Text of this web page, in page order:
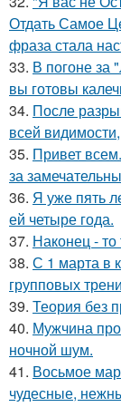
Отдать Самое
фраза стала
33. В погоне за
вы готовы
34. После
всей
35. Привет
за
36. Я уже пять
ей четыре года.
37. Наконец -
38. С 1 марта в
групповых
39. Теория без
40. Мужчина
ночной шум.
41. Восьмое
чудесные,